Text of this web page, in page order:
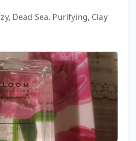
Dead Sea, Purifying, Clay